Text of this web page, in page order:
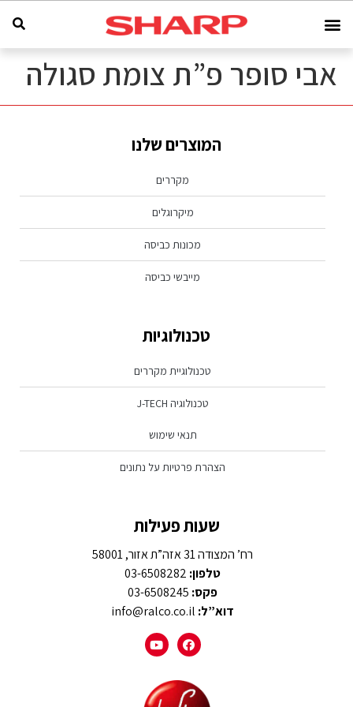
אבי סופר פ”ת צומת סגולה
המוצרים שלנו
מקררים
מיקרוגלים
מכונות כביסה
מייבשי כביסה
טכנולוגיות
טכנולוגיית מקררים
טכנולוגיה J-TECH
תנאי שימוש
הצהרת פרטיות על נתונים
שעות פעילות
רח’ המצודה 31 אזה”ת אזור, 58001
טלפון:
פקס:
דוא”ל: